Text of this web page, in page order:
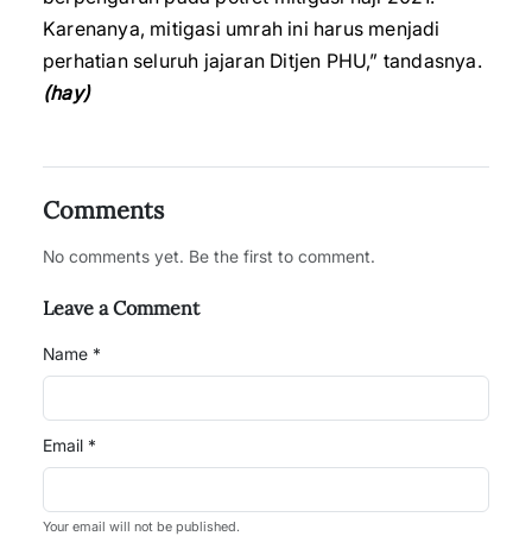
Karenanya, mitigasi umrah ini harus menjadi
perhatian seluruh jajaran Ditjen PHU,” tandasnya.
(hay)
Comments
No comments yet. Be the first to comment.
Leave a Comment
Name *
Email *
Your email will not be published.